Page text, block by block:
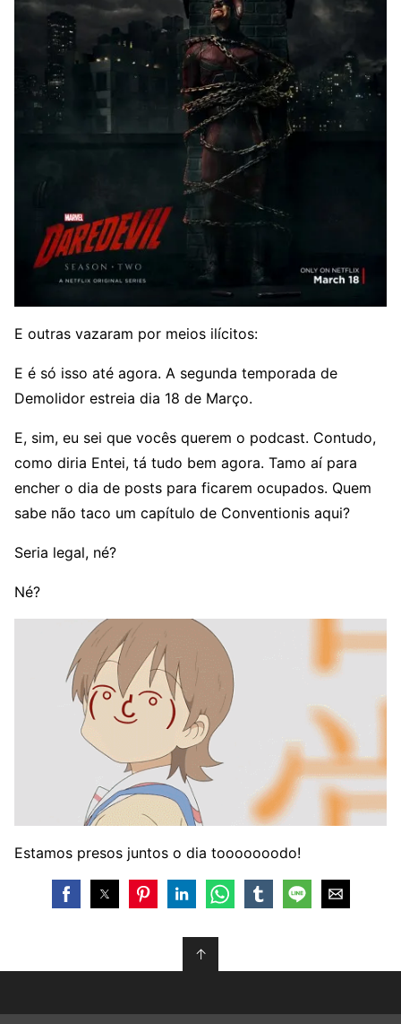
E outras vazaram por meios ilícitos:
E é só isso até agora. A segunda temporada de
Demolidor estreia dia 18 de Março.
E, sim, eu sei que vocês querem o podcast. Contudo,
como diria Entei, tá tudo bem agora. Tamo aí para
encher o dia de posts para ficarem ocupados. Quem
sabe não taco um capítulo de Conventionis aqui?
Seria legal, né?
Né?
Estamos presos juntos o dia tooooooodo!
↑